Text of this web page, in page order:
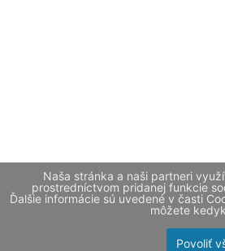
Naša stránka a naši partneri
prostredníctvom pridanej funkcie
Ďalšie informácie sú uvedené v časti
môžete
Povoliť